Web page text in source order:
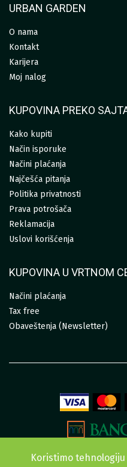
URBAN GARDEN
O nama
Kontakt
Karijera
Moj nalog
KUPOVINA PREKO
Kako kupiti
Način isporuke
Načini plaćanja
Najčešća pitanja
Politika privatnosti
Prava potrošača
Reklamacija
Uslovi korišćenja
KUPOVINA U VRTNOM
Načini plaćanja
Tax free
Obaveštenja (Newsletter)
Koristimo tehnologiju